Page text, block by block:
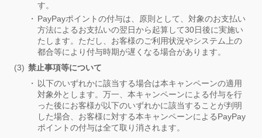
す。
PayPayポイントの付与は、原則として、対象のお支払い
方法によるお支払いの翌日から起算して30日後に実施い
たします。ただし、お客様のご利用状況やシステム上の
都合等により付与時期が遅くなる場合があります。
禁止事項等について
以下のいずれかに該当する場合は本キャンペーンの適用
対象外とします。万一、本キャンペーンによる付与を行
った後にお客様が以下のいずれかに該当することが判明
した場合、お客様に対する本キャンペーンによるPayPay
ポイントの付与は全て取り消されます。